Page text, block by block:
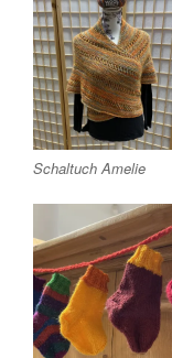
Schaltuch Amelie